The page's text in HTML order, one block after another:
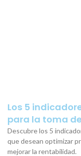
Los 5
para la toma
Descubre los 5
que desean optimizar
mejorar la rentabilidad.